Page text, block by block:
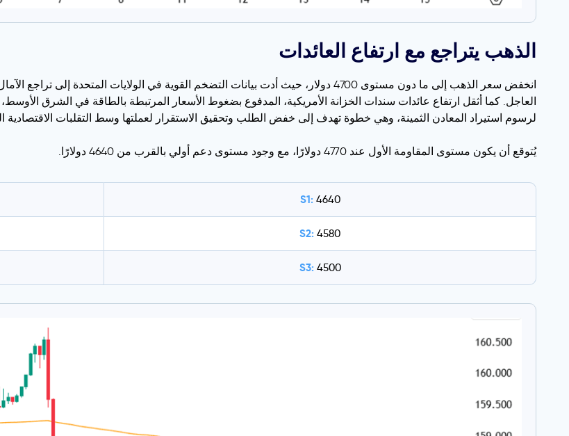
الذهب يتراجع مع ارتفاع العائدات
انخفض سعر الذهب إلى ما دون مستوى 4700 دولار، حيث أدت بيانات التضخم القوية في الولايات
العاجل. كما أثقل ارتفاع عائدات سندات الخزانة الأمريكية، المدفوع بضغوط الأسعار المرتبطة بالطاقة في الشرق
لرسوم استيراد المعادن الثمينة، وهي خطوة تهدف إلى خفض الطلب وتحقيق الاستقرار لعملتها وسط التقلبات الاقتصادية
يُتوقع أن يكون مستوى المقاومة الأول عند 4770 دولارًا، مع وجود مستوى دعم أولي بالقرب من 4640 دولارًا.
S1: 4640
S2: 4580
S3: 4500